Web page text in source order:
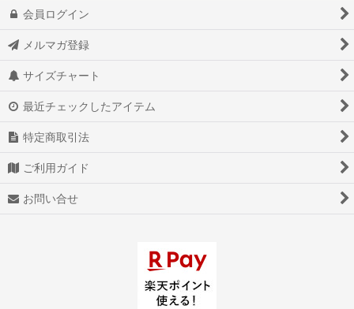
会員ログイン
メルマガ登録
サイズチャート
最近チェックしたアイテム
特定商取引法
ご利用ガイド
お問い合せ